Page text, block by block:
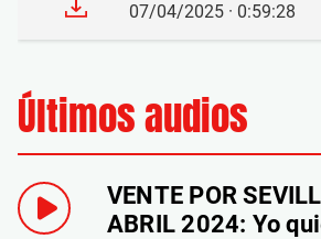
07/04/2025 · 0:59:28
Últimos audios
VENTE POR
ABRIL 2024: Yo